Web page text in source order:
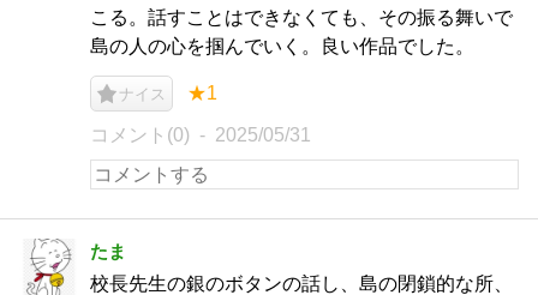
こる。話すことはできなくても、その振る舞いで
島の人の心を掴んでいく。良い作品でした。
ナイス ★1
コメント(0) 2025/05/31
たま
校長先生の銀のボタンの話し、島の閉鎖的な所、